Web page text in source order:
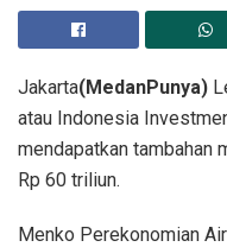
Jakarta(MedanPunya)
atau Indonesia
mendapatkan tambahan
Rp 60 triliun.
Menko Perekonomian